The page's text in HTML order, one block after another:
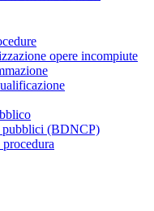
opere incompiute
pubblici (BDNCP)